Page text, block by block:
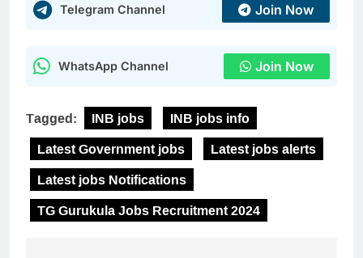
Telegram Channel Join Now
WhatsApp Channel Join Now
Tagged: INB jobs
INB jobs info
Latest Government jobs
Latest jobs alerts
Latest jobs Notifications
TG Gurukula Jobs Recruitment 2024